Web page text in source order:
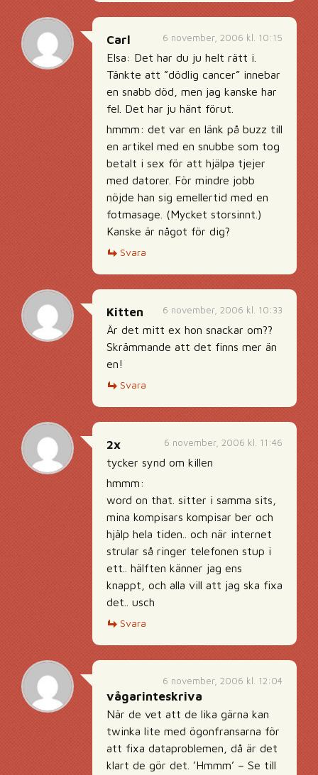
6 november, 2006 kl. 10:15
Carl
Elsa: Det har du ju helt rätt i.
Tänkte att ”dödlig cancer” innebar
en snabb död, men jag kanske har
fel. Det har ju hänt förut.
hmmm: det var en länk på buzz till
en artikel med en snubbe som tog
betalt i sex för att hjälpa tjejer
med datorer. För mindre jobb
nöjde han sig emellertid med en
fotmasage. (Mycket storsinnt.)
Kanske är något för dig?
Svara
6 november, 2006 kl. 10:33
Kitten
Är det mitt ex hon snackar om??
Skrämmande att det finns mer än
en!
Svara
6 november, 2006 kl. 11:46
2x
tycker synd om killen
hmmm:
word on that. sitter i samma sits,
mina kompisars kompisar ber och
hjälp hela tiden.. och när internet
strular så ringer telefonen stup i
ett.. hälften känner jag ens
knappt, och alla vill att jag ska fixa
det.. usch
Svara
6 november, 2006 kl. 12:04
vågarinteskriva
När de vet att de lika gärna kan
twinka lite med ögonfransarna för
att fixa dataproblemen, då är det
klart de gör det. ’Hmmm’ – Se till